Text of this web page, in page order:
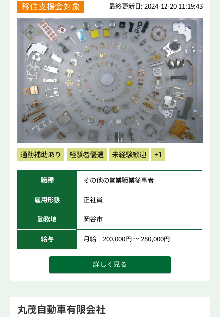
移住支援金対象 最終更新日: 2024-12-20 11:19:43
通勤補助あり 経験者優遇 未経験歓迎 +1
職種 その他の営業職業従事者
雇用形態 正社員
勤務地 岡谷市
給与 月給 200,000円 ～ 280,000円
詳しく見る
丸茂自動車有限会社